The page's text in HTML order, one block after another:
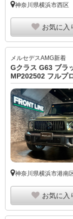
神奈川県横浜市西区
お気に入
メルセデスAMG新着
Gクラス G63 ブラ
MP202502 フルプ
神奈川県横浜市港南
お気に入